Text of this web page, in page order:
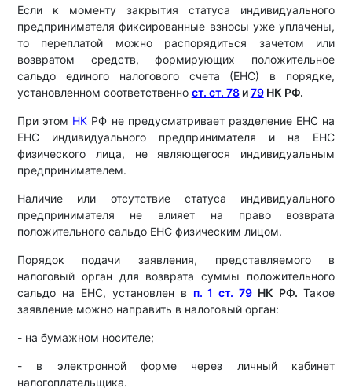
Если к моменту закрытия статуса индивидуального
предпринимателя фиксированные взносы уже уплачены,
то переплатой можно распорядиться зачетом или
возвратом средств, формирующих положительное
сальдо единого налогового счета (ЕНС) в порядке,
установленном соответственно ст. ст. 78и79НК РФ.
При этом НК РФ не предусматривает разделение ЕНС на
ЕНС индивидуального предпринимателя и на ЕНС
физического лица, не являющегося индивидуальным
предпринимателем.
Наличие или отсутствие статуса индивидуального
предпринимателя не влияет на право возврата
положительного сальдо ЕНС физическим лицом.
Порядок подачи заявления, представляемого в
налоговый орган для возврата суммы положительного
сальдо на ЕНС, установлен в п. 1 ст. 79 НК РФ.Такое
заявление можно направить в налоговый орган:
- на бумажном носителе;
- в электронной форме через личный кабинет
налогоплательщика.